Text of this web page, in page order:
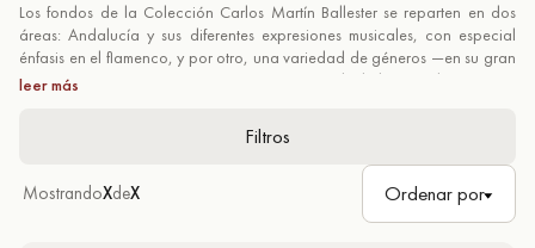
Los fondos de la Colección Carlos Martín Ballester se reparten en dos
áreas: Andalucía y sus diferentes expresiones musicales, con especial
énfasis en el flamenco, y por otro, una variedad de géneros —en su gran
mayoría no performativos— que permiten entender la historia de España a
publicidad, etc. Actualmente se conservan en ambas áreas 1.000
cilindros de fonógrafo, 20.000 discos de 78 rpm, 12.000 documentos
gráficos y escritos de flamenco, 1.300 catálogos y suplementos de las
compañías discográficas, etc. En esta primera fase damos a conocer
2.076 documentos, con el objetivo de ir ampliando en el futuro este
leer más
Filtros
MostrandoXdeX Ordenar por